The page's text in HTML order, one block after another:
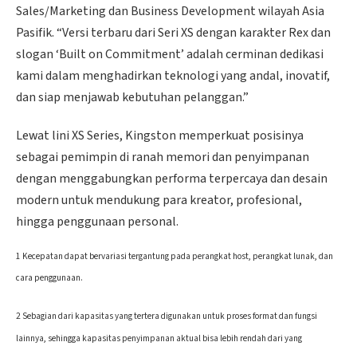
Sales/Marketing dan Business Development wilayah Asia
Pasifik. “Versi terbaru dari Seri XS dengan karakter Rex dan
slogan ‘Built on Commitment’ adalah cerminan dedikasi
kami dalam menghadirkan teknologi yang andal, inovatif,
dan siap menjawab kebutuhan pelanggan.”
Lewat lini XS Series, Kingston memperkuat posisinya
sebagai pemimpin di ranah memori dan penyimpanan
dengan menggabungkan performa terpercaya dan desain
modern untuk mendukung para kreator, profesional,
hingga penggunaan personal.
1 Kecepatan dapat bervariasi tergantung pada perangkat host, perangkat lunak, dan
cara penggunaan.
2 Sebagian dari kapasitas yang tertera digunakan untuk proses format dan fungsi
lainnya, sehingga kapasitas penyimpanan aktual bisa lebih rendah dari yang